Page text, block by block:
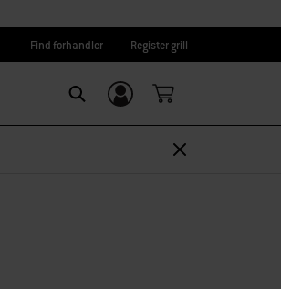
Find forhandler Register grill
Log ind/
tilmeld dig